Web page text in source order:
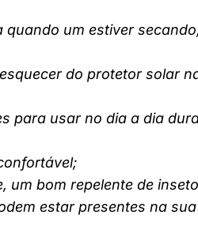
quando um estiver
do protetor solar
para usar no dia a dia
um bom repelente de
estar presentes na